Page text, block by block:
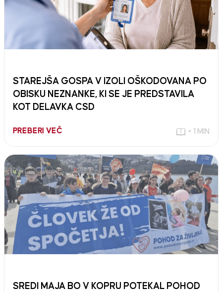
STAREJŠA GOSPA V IZOLI OŠKODOVANA PO
OBISKU NEZNANKE, KI SE JE PREDSTAVILA
KOT DELAVKA CSD
PREBERI VEČ < 1 MIN
SREDI MAJA BO V KOPRU POTEKAL POHOD